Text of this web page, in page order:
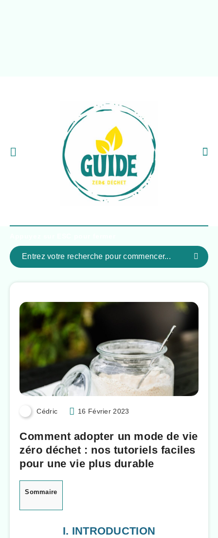
Cédric 16 Février 2023
Comment adopter un mode de vie
zéro déchet : nos tutoriels faciles
pour une vie plus durable
Sommaire
I. INTRODUCTION